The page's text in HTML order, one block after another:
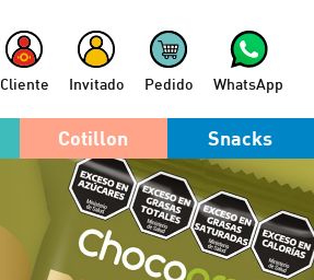
Cliente Invitado Pedido WhatsApp
Cotillon Snacks